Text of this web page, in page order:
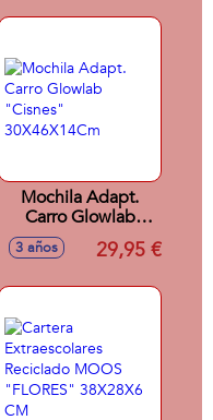
Mochila Adapt.
Carro Glowlab
"Cisnes"
30X46X14Cm
3 años 29,95 €